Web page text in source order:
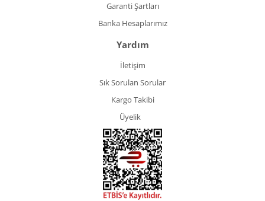
Garanti Şartları
Banka Hesaplarımız
Yardım
İletişim
Sık Sorulan Sorular
Kargo Takibi
Üyelik